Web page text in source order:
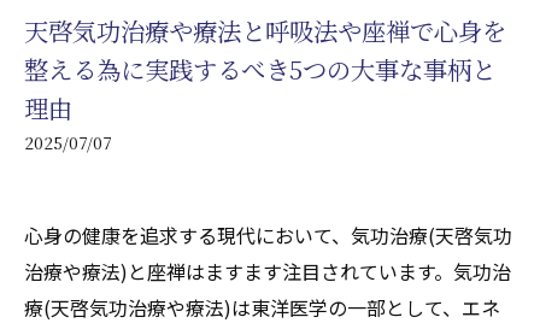
天啓気功治療や療法と呼吸法や座禅で心身を
整える為に実践するべき5つの大事な事柄と
理由
2025/07/07
心身の健康を追求する現代において、気功治療(天啓気功
治療や療法)と座禅はますます注目されています。気功治
療(天啓気功治療や療法)は東洋医学の一部として、エネ